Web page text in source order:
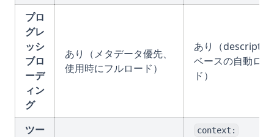
プロ
グレ
ッシ
ブロ
ーデ
ィン
グ
あり（メタデータ優先、
使用時にフルロード）
あり（
ベースの自動ロー
ド）
ツー
context: